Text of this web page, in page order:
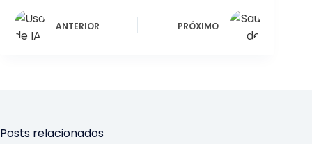
ANTERIOR PRÓXIMO
Posts relacionados